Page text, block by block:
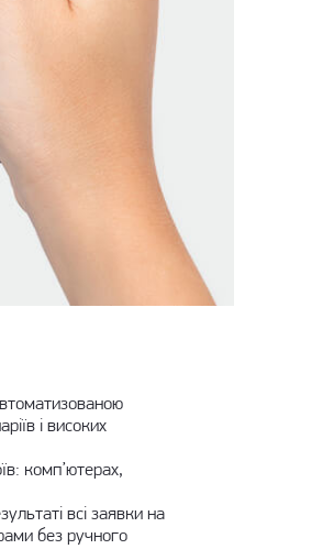
і високих
комп’ютерах,
всі заявки на
без ручного